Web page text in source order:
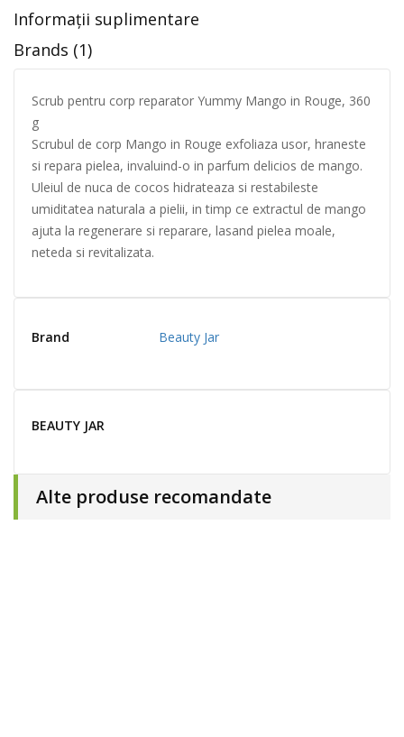
Informații suplimentare
Brands (1)
Scrub pentru corp reparator Yummy Mango in Rouge, 360
g
Scrubul de corp Mango in Rouge exfoliaza usor, hraneste
si repara pielea, invaluind-o in parfum delicios de mango.
Uleiul de nuca de cocos hidrateaza si restabileste
umiditatea naturala a pielii, in timp ce extractul de mango
ajuta la regenerare si reparare, lasand pielea moale,
neteda si revitalizata.
Brand Beauty Jar
BEAUTY JAR
Alte produse recomandate